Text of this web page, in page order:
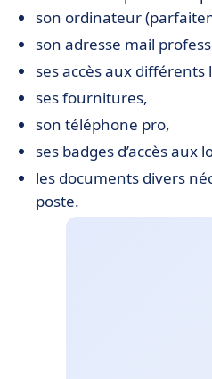
son ordinateur
son adresse mail
ses accès aux différents
ses fournitures,
son téléphone pro,
ses badges d’accès aux
les documents divers
poste.